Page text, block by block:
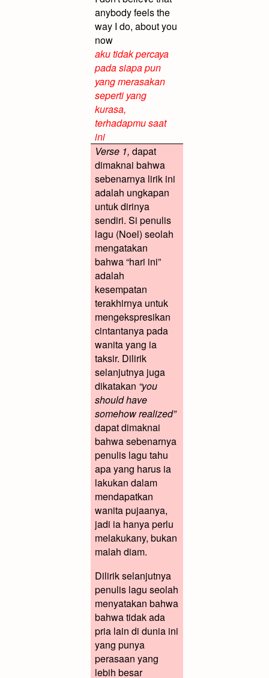
anybody feels the
way I do, about you
now
aku tidak percaya
pada siapa pun
yang merasakan
seperti yang
kurasa,
terhadapmu saat
ini
Verse 1,dapat
dimaknai bahwa
sebenarnya lirik ini
adalah ungkapan
untuk dirinya
sendiri. Si penulis
lagu (Noel) seolah
mengatakan
bahwa “hari ini”
adalah
kesempatan
terakhirnya untuk
mengekspresikan
cintantanya pada
wanita yang ia
taksir. Dilirik
selanjutnya juga
dikatakan “you
should have
somehow realized”
dapat dimaknai
bahwa sebenarnya
penulis lagu tahu
apa yang harus ia
lakukan dalam
mendapatkan
wanita pujaanya,
jadi ia hanya perlu
melakukany, bukan
malah diam.
Dilirik selanjutnya
penulis lagu seolah
menyatakan bahwa
bahwa tidak ada
pria lain di dunia ini
yang punya
perasaan yang
lebih besar